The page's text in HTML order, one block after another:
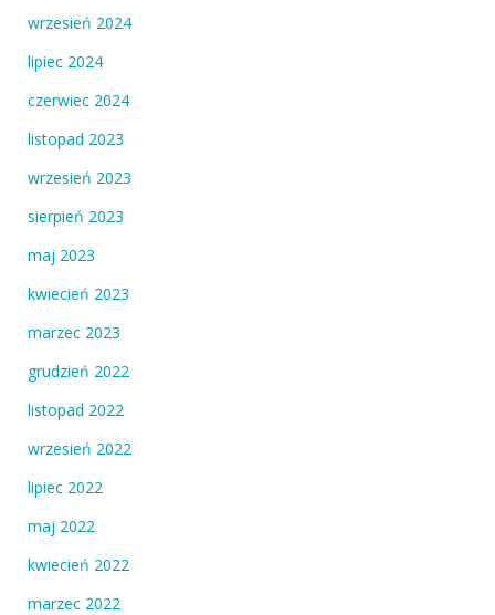
wrzesień 2024
lipiec 2024
czerwiec 2024
listopad 2023
wrzesień 2023
sierpień 2023
maj 2023
kwiecień 2023
marzec 2023
grudzień 2022
listopad 2022
wrzesień 2022
lipiec 2022
maj 2022
kwiecień 2022
marzec 2022